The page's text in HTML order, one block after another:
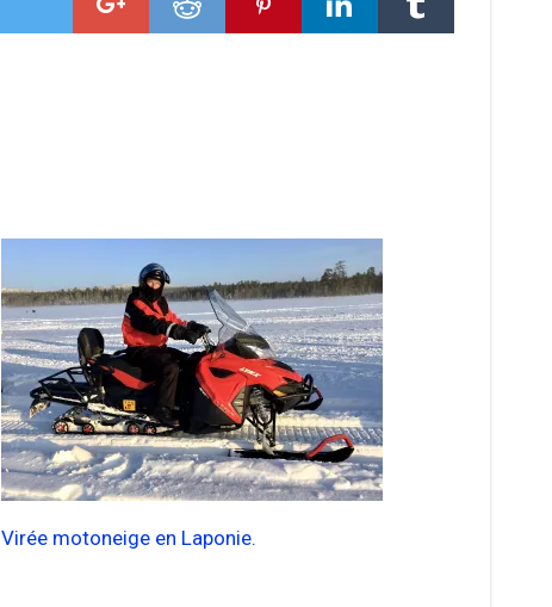
Virée motoneige en Laponie.